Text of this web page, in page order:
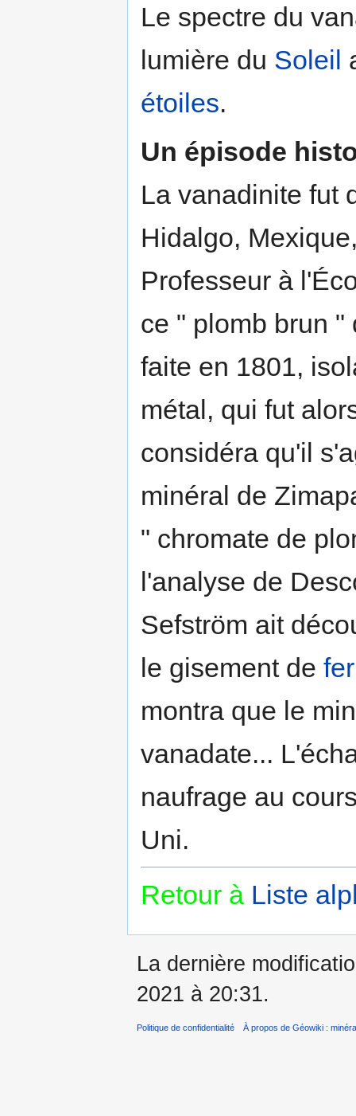
Le spectre du
lumière du Soleil
étoiles.
Un épisode
La vanadinite fut
Hidalgo,
Professeur à
ce " plomb brun
faite en 1801,
métal, qui fut
considéra qu'il
minéral de
" chromate de
l'analyse de
Sefström ait
le gisement de fer
montra que le
vanadate...
naufrage au
Uni.
Retour à Liste
La dernière
2021 à 20:31.
Politique de confidentialité À propos de Géowiki :